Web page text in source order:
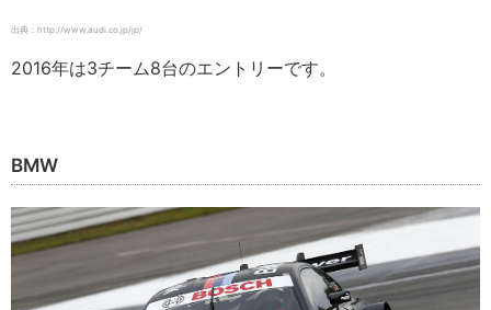
出典：http://www.audi.co.jp/jp/
2016年は3チーム8台のエントリーです。
BMW